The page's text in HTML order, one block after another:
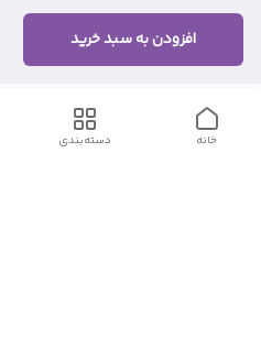
افزودن به سبد خرید
دسته‌بندی خانه